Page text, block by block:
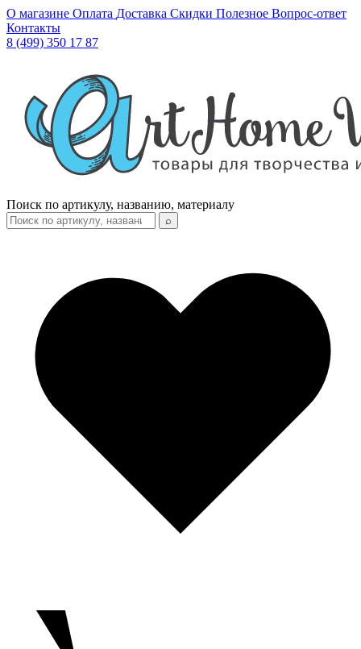
О магазине Оплата Доставка Скидки Полезное Вопрос-ответ
Контакты
8 (499) 350 17 87
Поиск по артикулу, названию, материалу
⌕